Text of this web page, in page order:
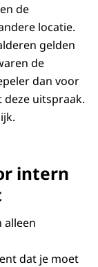
de
locatie.
gelden
de
dan voor
uitspraak.
intern
alleen
dat je moet